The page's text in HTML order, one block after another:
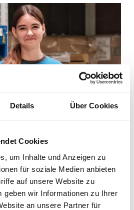
Details Über Cookies
Cookies
um Inhalte und Anzeigen zu
für soziale Medien anbieten
auf unsere Website zu
geben wir Informationen zu Ihrer
an unsere Partner für